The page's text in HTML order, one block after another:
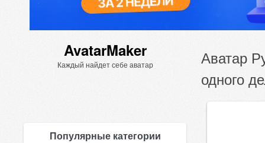
AvatarMaker
Каждый найдет себе аватар
Популярные категории
Аватар
одного